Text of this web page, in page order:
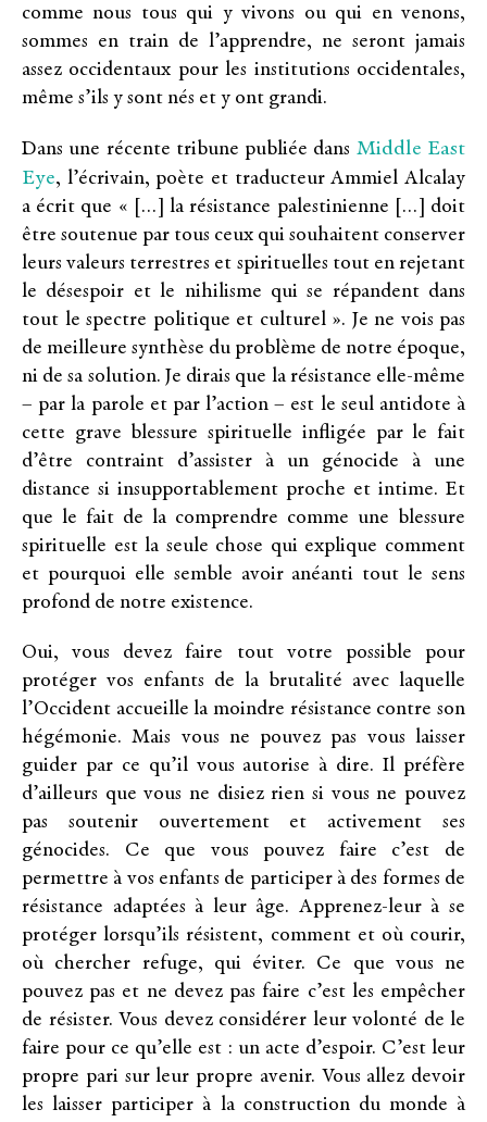
comme nous tous qui y vivons ou qui en venons,
sommes en train de l’apprendre, ne seront jamais
assez occidentaux pour les institutions occidentales,
même s’ils y sont nés et y ont grandi.
Dans une récente tribune publiée dans Middle East
Eye, l’écrivain, poète et traducteur Ammiel Alcalay
a écrit que « […] la résistance palestinienne […] doit
être soutenue par tous ceux qui souhaitent conserver
leurs valeurs terrestres et spirituelles tout en rejetant
le désespoir et le nihilisme qui se répandent dans
tout le spectre politique et culturel ». Je ne vois pas
de meilleure synthèse du problème de notre époque,
ni de sa solution. Je dirais que la résistance elle-même
– par la parole et par l’action – est le seul antidote à
cette grave blessure spirituelle infligée par le fait
d’être contraint d’assister à un génocide à une
distance si insupportablement proche et intime. Et
que le fait de la comprendre comme une blessure
spirituelle est la seule chose qui explique comment
et pourquoi elle semble avoir anéanti tout le sens
profond de notre existence.
Oui, vous devez faire tout votre possible pour
protéger vos enfants de la brutalité avec laquelle
l’Occident accueille la moindre résistance contre son
hégémonie. Mais vous ne pouvez pas vous laisser
guider par ce qu’il vous autorise à dire. Il préfère
d’ailleurs que vous ne disiez rien si vous ne pouvez
pas soutenir ouvertement et activement ses
génocides. Ce que vous pouvez faire c’est de
permettre à vos enfants de participer à des formes de
résistance adaptées à leur âge. Apprenez-leur à se
protéger lorsqu’ils résistent, comment et où courir,
où chercher refuge, qui éviter. Ce que vous ne
pouvez pas et ne devez pas faire c’est les empêcher
de résister. Vous devez considérer leur volonté de le
faire pour ce qu’elle est : un acte d’espoir. C’est leur
propre pari sur leur propre avenir. Vous allez devoir
les laisser participer à la construction du monde à